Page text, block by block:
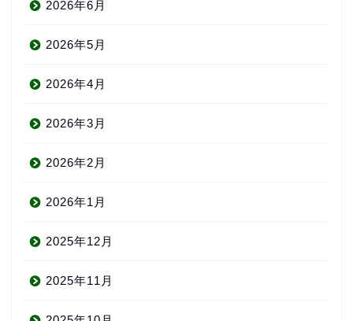
2026年6月
2026年5月
2026年4月
2026年3月
2026年2月
2026年1月
2025年12月
2025年11月